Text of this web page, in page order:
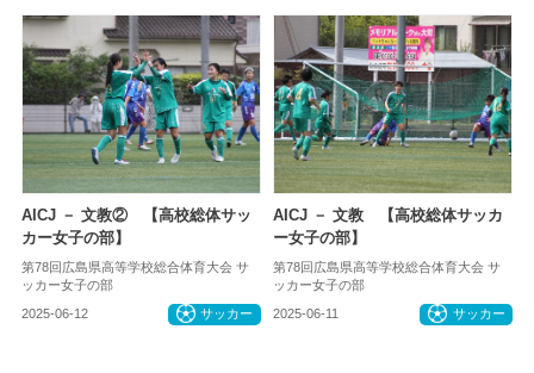
AICJ － 文教② 【高校総体サッ
カー女子の部】
第78回広島県高等学校総合体育大会 サ
ッカー女子の部
2025-06-12 サッカー
AICJ － 文教 【高校総体サッカ
ー女子の部】
第78回広島県高等学校総合体育大会 サ
ッカー女子の部
2025-06-11 サッカー